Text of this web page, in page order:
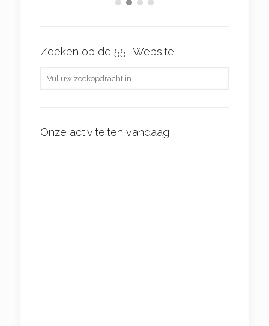
Zoeken op de 55+ Website
Onze activiteiten vandaag